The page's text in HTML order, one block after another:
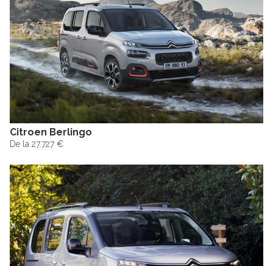
Citroen Berlingo
De la 27.727 €